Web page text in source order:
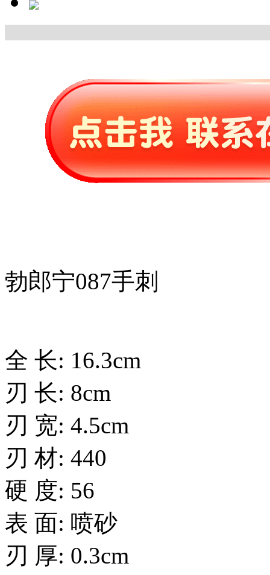
勃郎宁087手刺
全 长: 16.3cm
刃 长: 8cm
刃 宽: 4.5cm
刃 材: 440
硬 度: 56
表 面: 喷砂
刃 厚: 0.3cm